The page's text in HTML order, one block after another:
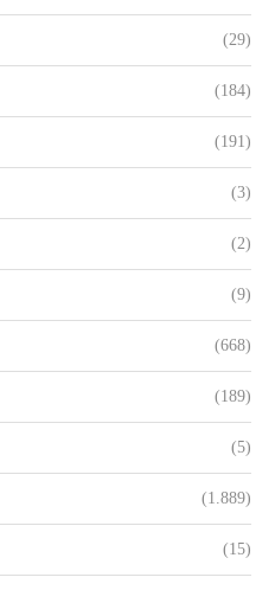
(29)
(184)
(191)
(3)
(2)
(9)
(668)
(189)
(5)
(1.889)
(15)